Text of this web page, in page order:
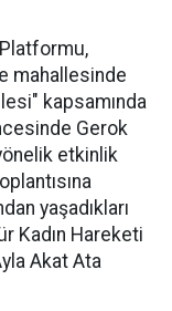
Platformu,
mahallesinde
kapsamında
Gerok
etkinlik
yaşadıkları
Kadın Hareketi
Akat Ata